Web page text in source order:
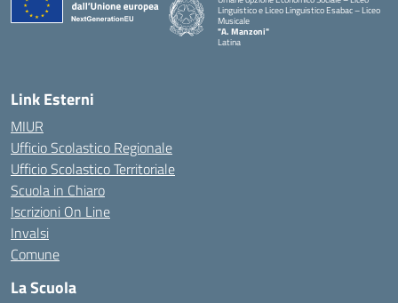
Linguistico e Liceo Linguistico Esabac – Liceo
Musicale
"A. Manzoni"
Latina
Link Esterni
MIUR
Ufficio Scolastico Regionale
Ufficio Scolastico Territoriale
Scuola in Chiaro
Iscrizioni On Line
Invalsi
Comune
La Scuola